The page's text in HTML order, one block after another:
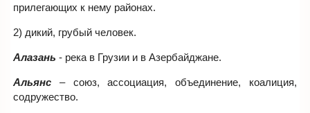
прилегающих к нему районах.
2) дикий, грубый человек.
Алазань - река в Грузии и в Азербайджане.
Альянс – союз, ассоциация, объединение, коалиция,
содружество.